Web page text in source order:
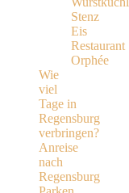
Stenz
Eis
Restaurant
Orphée
Wie
viel
Tage in
Regensburg
verbringen?
Anreise
nach
Regensburg